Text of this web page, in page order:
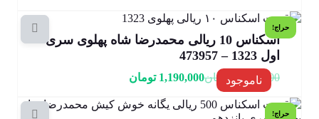
حراج!
ناموجود
اسکناس 10 ریالی محمدرضا شاه پهلوی سری
اول 1323 – 473957
1,500,000 تومان1,190,000 تومان
حراج!